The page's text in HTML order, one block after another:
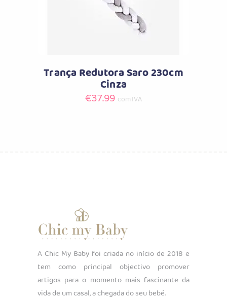
Trança Redutora Saro 230cm
Cinza
€37.99 com IVA
A Chic My Baby foi criada no início de 2018 e
tem como principal objectivo promover
artigos para o momento mais fascinante da
vida de um casal, a chegada do seu bebé.